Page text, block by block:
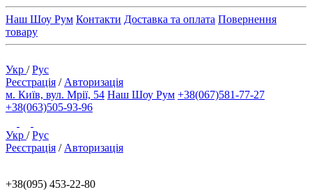
Наш Шоу Рум Контакти Доставка та оплата Повернення
товару
Укр /Рус
Реєстрація / Авторизація
м. Київ, вул. Мрії, 54 Наш Шоу Рум +38(067)581-77-27
+38(063)505-93-96
Укр /Рус
Реєстрація / Авторизація
+38(095) 453-22-80